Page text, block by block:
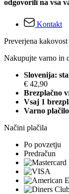
odgovorili na vsa
Kontakt
Preverjena kakovost
Nakupujte varno in
Slovenija:
€ 42,90
Brezplačno
Vsaj 1
Varno plačilo
Načini plačila
Po povzetju
Predračun